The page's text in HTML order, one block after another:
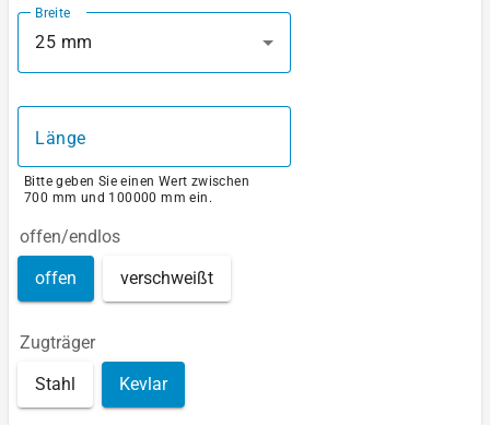
Breite
25 mm
Länge
Bitte geben Sie einen Wert zwischen
700 mm und 100000 mm ein.
offen/endlos
offen verschweißt
Zugträger
Stahl Kevlar